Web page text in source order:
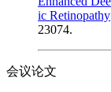
ic
23074.
会议论文